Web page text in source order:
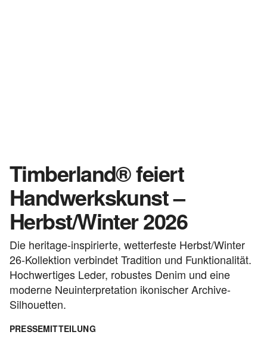
Timberland® feiert
Handwerkskunst –
Herbst/Winter 2026
Die heritage-inspirierte, wetterfeste Herbst/Winter
26-Kollektion verbindet Tradition und Funktionalität.
Hochwertiges Leder, robustes Denim und eine
moderne Neuinterpretation ikonischer Archive-
Silhouetten.
PRESSEMITTEILUNG